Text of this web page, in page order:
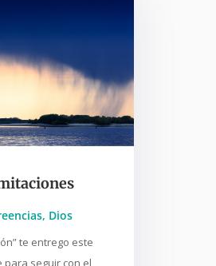
, Dios
te entrego este
seguir con el